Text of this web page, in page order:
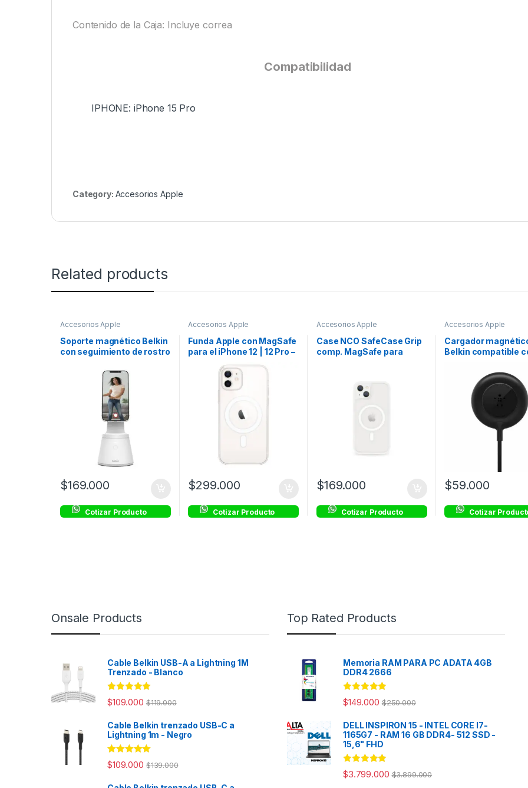
Contenido de la Caja: Incluye correa
Compatibilidad
IPHONE: iPhone 15 Pro
Category: Accesorios Apple
Related products
Accesorios Apple
Soporte magnético Belkin
con seguimiento de rostro
$169.000
Cotizar Producto
Accesorios Apple
Funda Apple con MagSafe
para el iPhone 12 | 12 Pro –
$299.000
Cotizar Producto
Accesorios Apple
Case NCO SafeCase Grip
comp. MagSafe para
$169.000
Cotizar Producto
Accesorios Apple
Cargador
Belkin compatible
$59.000
Cotizar
Onsale Products
Cable Belkin USB-A a Lightning 1M
Trenzado - Blanco
Rated 4.98
out of 5
$109.000 $119.000
Cable Belkin trenzado USB-C a
Lightning 1m - Negro
Rated 4.94
out of 5
$109.000 $139.000
Top Rated Products
Memoria RAM PARA PC ADATA 4GB
DDR4 2666
Rated 5.00
out of 5
$149.000 $250.000
DELL INSPIRON 15 - INTEL CORE I7-
1165G7 - RAM 16 GB DDR4- 512 SSD -
15,6" FHD
Rated5.00
out of 5
$3.799.000 $3.899.000